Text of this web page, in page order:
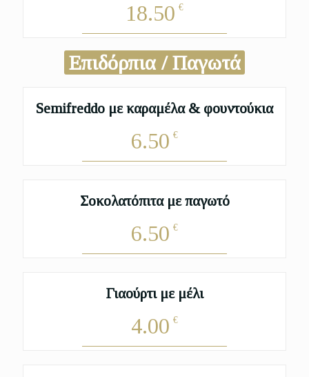
18.50 €
Επιδόρπια / Παγωτά
Semifreddo με καραμέλα & φουντούκια
6.50 €
Σοκολατόπιτα με παγωτό
6.50 €
Γιαούρτι με μέλι
4.00 €